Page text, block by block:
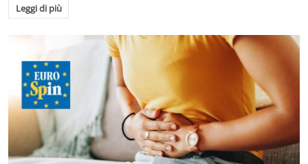
Leggi di più